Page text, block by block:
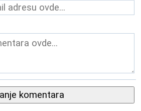
komentara